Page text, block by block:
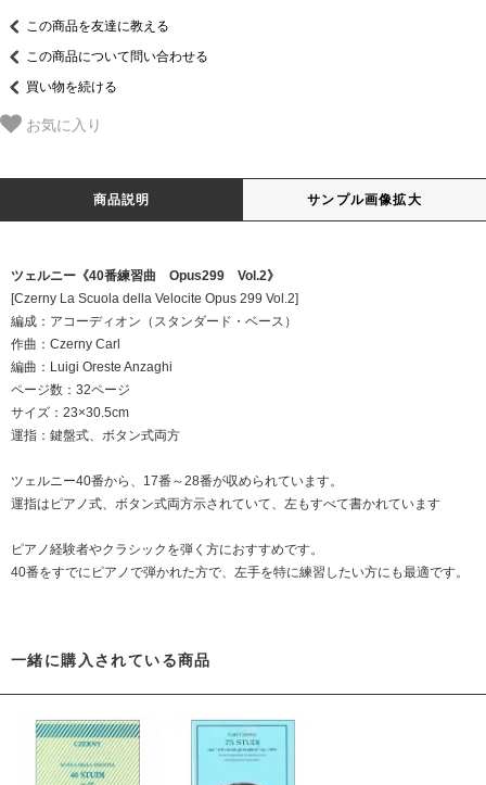
この商品を友達に教える
この商品について問い合わせる
買い物を続ける
お気に入り
商品説明 サンプル画像拡大
ツェルニー《40番練習曲 Opus299 Vol.2》
[Czerny La Scuola della Velocite Opus 299 Vol.2]
編成：アコーディオン（スタンダード・ベース）
作曲：Czerny Carl
編曲：Luigi Oreste Anzaghi
ページ数：32ページ
サイズ：23×30.5cm
運指：鍵盤式、ボタン式両方
ツェルニー40番から、17番～28番が収められています。
運指はピアノ式、ボタン式両方示されていて、左もすべて書かれています
ピアノ経験者やクラシックを弾く方におすすめです。
40番をすでにピアノで弾かれた方で、左手を特に練習したい方にも最適です。
一緒に購入されている商品